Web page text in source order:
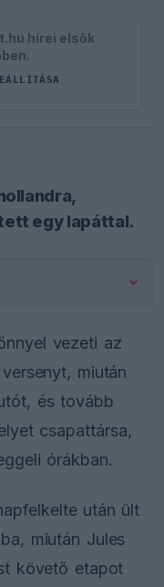
hírei elsők
egy lapáttal.
vezeti az
miután
és tovább
csapattársa,
órákban.
után ült
miután Jules
követő etapot